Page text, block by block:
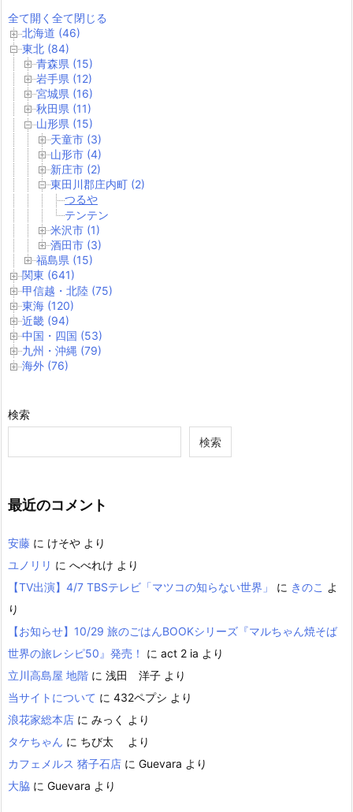
全て開く 全て閉じる
北海道 (46)
東北 (84)
青森県 (15)
岩手県 (12)
宮城県 (16)
秋田県 (11)
山形県 (15)
天童市 (3)
山形市 (4)
新庄市 (2)
東田川郡庄内町 (2)
つるや
テンテン
米沢市 (1)
酒田市 (3)
福島県 (15)
関東 (641)
甲信越・北陸 (75)
東海 (120)
近畿 (94)
中国・四国 (53)
九州・沖縄 (79)
海外 (76)
検索
検索
最近のコメント
安藤 に けそや より
ユノリリ に へべれけ より
【TV出演】4/7 TBSテレビ「マツコの知らない世界」
に きのこ よ
り
【お知らせ】10/29 旅のごはんBOOKシリーズ『マルちゃん焼そば
世界の旅レシピ50』発売！
に act 2 ia より
立川高島屋 地階 に 浅田 洋子 より
当サイトについて に 432ペプシ より
浪花家総本店 に みっく
より
タケちゃん に ちび太
より
カフェメルス 猪子石店 に Guevara より
大脇 に Guevara より